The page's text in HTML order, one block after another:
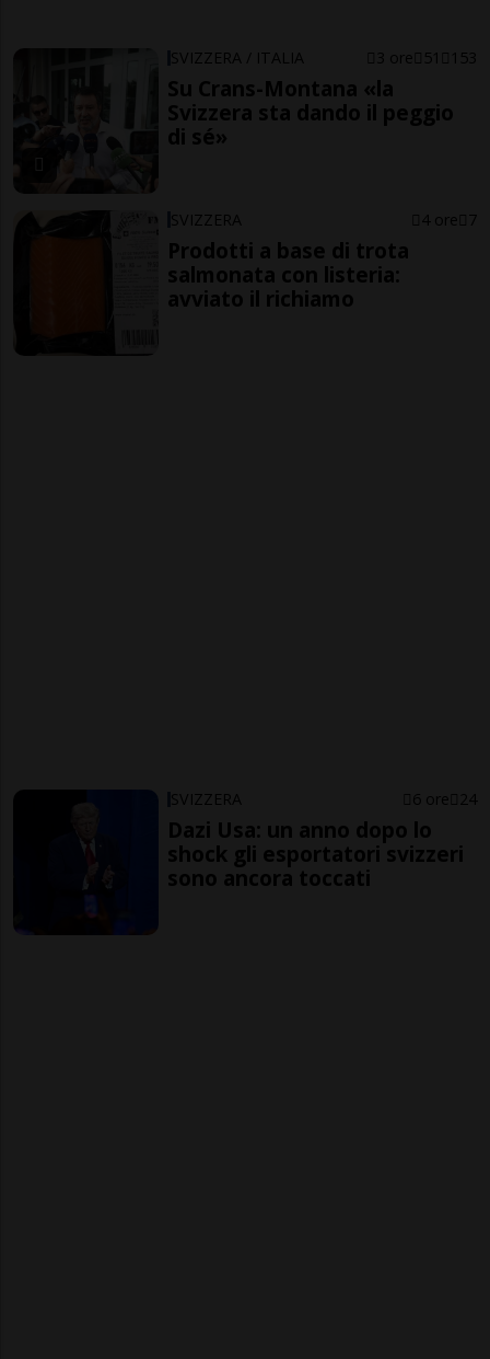
SVIZZERA / ITALIA 3 ore 51 153
Su Crans-Montana «la
Svizzera sta dando il peggio
di sé»
SVIZZERA 4 ore 7
Prodotti a base di trota
salmonata con listeria:
avviato il richiamo
SVIZZERA 6 ore 24
Dazi Usa: un anno dopo lo
shock gli esportatori svizzeri
sono ancora toccati